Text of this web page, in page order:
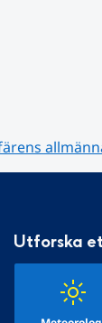
Utforska